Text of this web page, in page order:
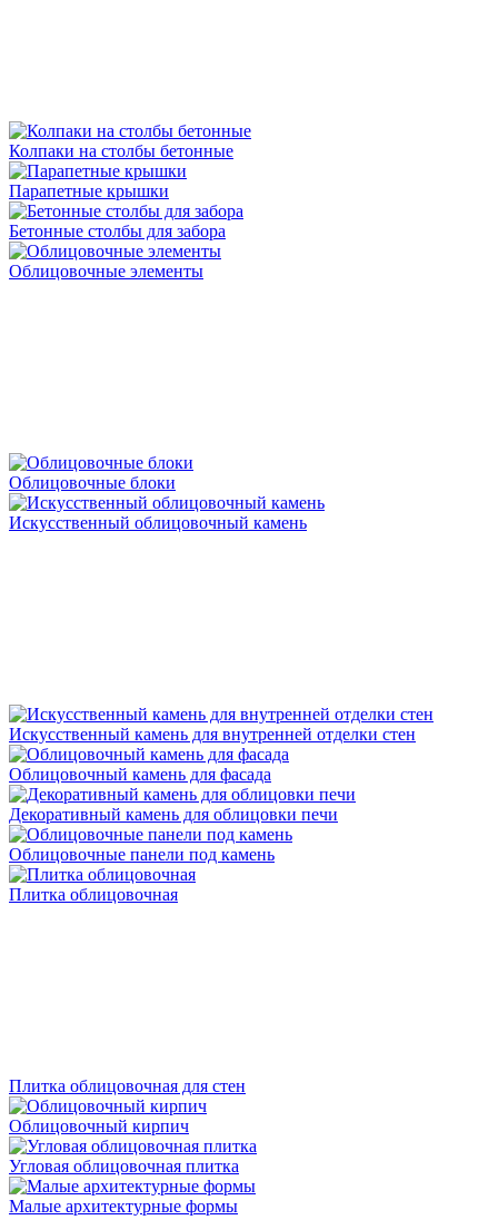
Колпаки на столбы бетонные
Парапетные крышки
Бетонные столбы для забора
Облицовочные элементы
Облицовочные блоки
Искусственный облицовочный камень
Искусственный камень для внутренней отделки стен
Облицовочный камень для фасада
Декоративный камень для облицовки печи
Облицовочные панели под камень
Плитка облицовочная
Плитка облицовочная для стен
Облицовочный кирпич
Угловая облицовочная плитка
Малые архитектурные формы